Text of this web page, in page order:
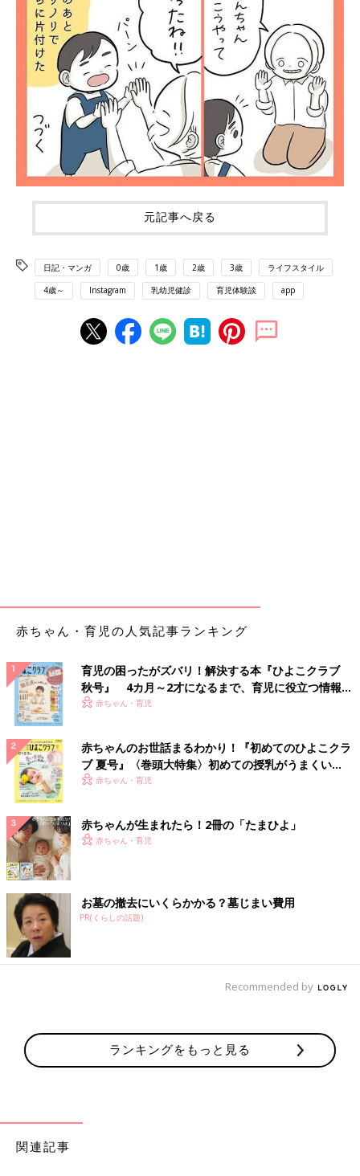
元記事へ戻る
日記・マンガ 0歳 1歳 2歳 3歳 ライフスタイル
4歳～ Instagram 乳幼児健診 育児体験談 app
赤ちゃん・育児の人気記事ランキング
育児の困ったがズバリ！解決する本『ひよこクラブ
秋号』 4カ月～2才になるまで、育児に役立つ情報が
いっぱい！
赤ちゃん・育児
赤ちゃんのお世話まるわかり！『初めてのひよこクラ
ブ 夏号』〈巻頭大特集〉初めての授乳がうまくい
く！ おっぱい・ミルクの基本と夏のトラブル 解決テ
赤ちゃん・育児
赤ちゃんが生まれたら！2冊の「たまひよ」
赤ちゃん・育児
お墓の撤去にいくらかかる？墓じまい費用
PR(くらしの話題)
Recommended by
ランキングをもっと見る
関連記事